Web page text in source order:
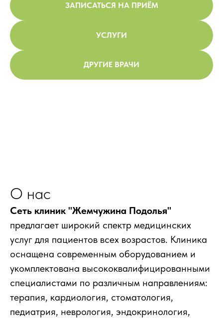
ЗАПИСАТЬСЯ НА ПРИЁМ
УСЛУГИ
ДРУГИЕ ВРАЧИ
О нас
Сеть клиник "Жемчужина Подолья"
предлагает широкий спектр медицинских
услуг для пациентов всех возрастов. Клиника
оснащена современным оборудованием и
укомплектована высококвалифицированными
специалистами по различным направлениям:
терапия, кардиология, стоматология,
педиатрия, неврология, эндокринология,